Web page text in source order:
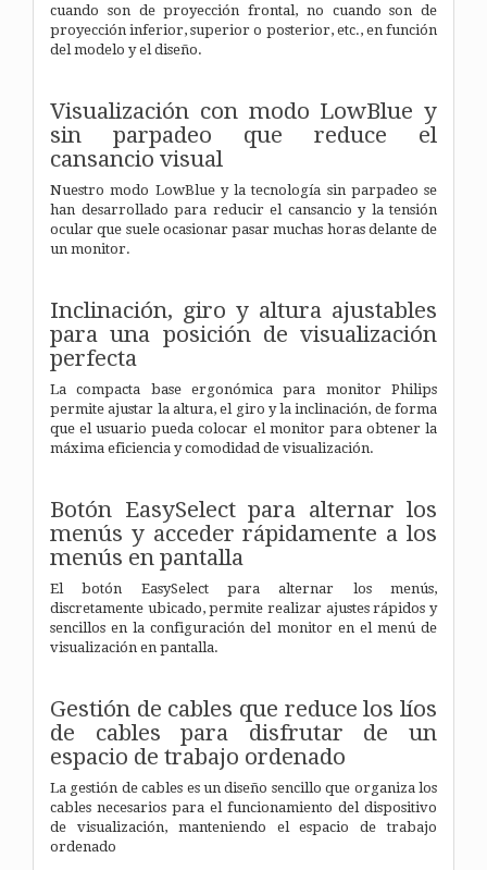
cuando son de proyección frontal, no cuando son de
proyección inferior, superior o posterior, etc., en función
del modelo y el diseño.
Visualización con modo LowBlue y
sin parpadeo que reduce el
cansancio visual
Nuestro modo LowBlue y la tecnología sin parpadeo se
han desarrollado para reducir el cansancio y la tensión
ocular que suele ocasionar pasar muchas horas delante de
un monitor.
Inclinación, giro y altura ajustables
para una posición de visualización
perfecta
La compacta base ergonómica para monitor Philips
permite ajustar la altura, el giro y la inclinación, de forma
que el usuario pueda colocar el monitor para obtener la
máxima eficiencia y comodidad de visualización.
Botón EasySelect para alternar los
menús y acceder rápidamente a los
menús en pantalla
El botón EasySelect para alternar los menús,
discretamente ubicado, permite realizar ajustes rápidos y
sencillos en la configuración del monitor en el menú de
visualización en pantalla.
Gestión de cables que reduce los líos
de cables para disfrutar de un
espacio de trabajo ordenado
La gestión de cables es un diseño sencillo que organiza los
cables necesarios para el funcionamiento del dispositivo
de visualización, manteniendo el espacio de trabajo
ordenado